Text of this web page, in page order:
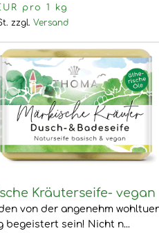
pro 1 kg
zzgl. Versand
Kräuterseife- vegan
von der angenehm
begeistert sein! Nicht n...